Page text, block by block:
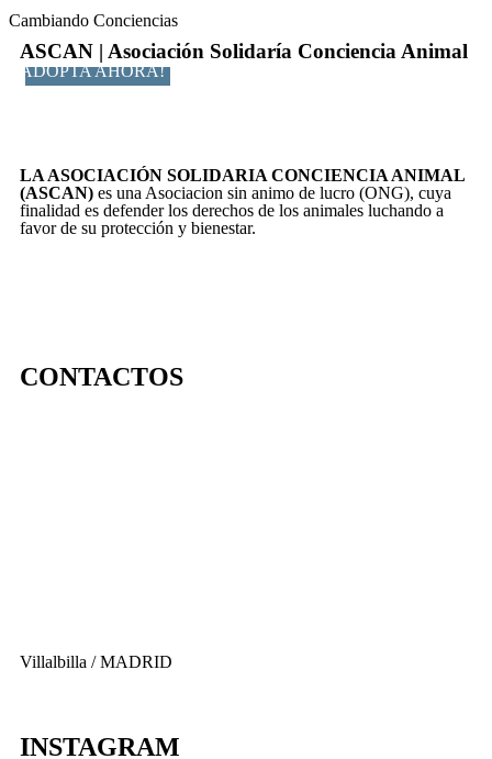
Cambiando Conciencias
ASCAN | Asociación Solidaría Conciencia Animal
ADOPTA AHORA!
LA ASOCIACIÓN SOLIDARIA CONCIENCIA ANIMAL
(ASCAN) es una Asociacion sin animo de lucro (ONG), cuya
finalidad es defender los derechos de los animales luchando a
favor de su protección y bienestar.
CONTACTOS
Villalbilla / MADRID
INSTAGRAM